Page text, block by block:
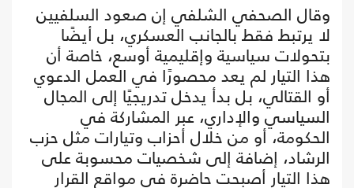
وقال الصحفي الشلفي إن صعود السلفيين
لا يرتبط فقط بالجانب العسكري، بل أيضًا
بتحولات سياسية وإقليمية أوسع، خاصة أن
هذا التيار لم يعد محصورًا في العمل الدعوي
أو القتالي، بل بدأ يدخل تدريجيًا إلى المجال
السياسي والإداري، عبر المشاركة في
الحكومة، أو من خلال أحزاب وتيارات مثل حزب
الرشاد، إضافة إلى شخصيات محسوبة على
هذا التيار أصبحت حاضرة في مواقع القرار